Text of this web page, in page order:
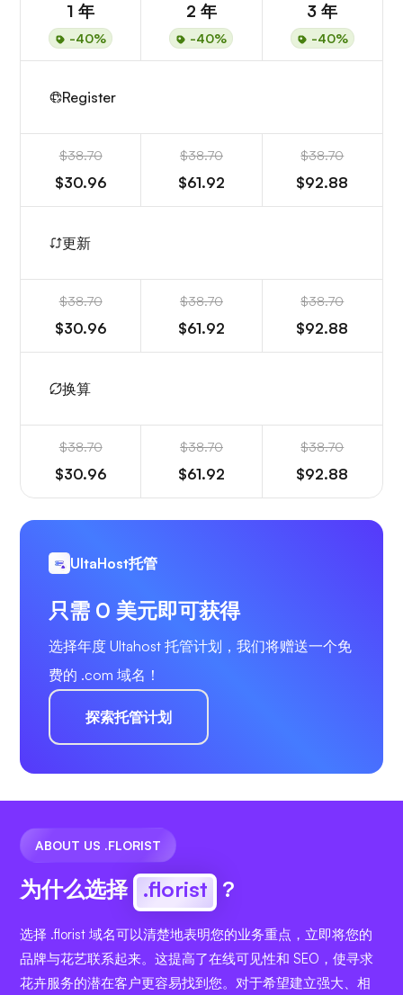
1 年
-40%
2 年
-40%
3 年
-40%
Register
$38.70
$30.96
$38.70
$61.92
$38.70
$92.88
更新
$38.70
$30.96
$38.70
$61.92
$38.70
$92.88
换算
$38.70
$30.96
$38.70
$61.92
$38.70
$92.88
UltaHost托管
只需 0 美元即可获得
选择年度 Ultahost 托管计划，我们将赠送一个免
费的 .com 域名！
探索托管计划
ABOUT US .FLORIST
为什么选择 .florist ?
选择 .florist 域名可以清楚地表明您的业务重点，立即将您的
品牌与花艺联系起来。这提高了在线可见性和 SEO，使寻求
花卉服务的潜在客户更容易找到您。对于希望建立强大、相